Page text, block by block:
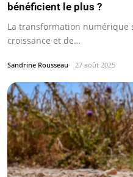
bénéficient le plus ?
La transformation numérique
croissance et de…
Sandrine Rousseau 27 août 2025